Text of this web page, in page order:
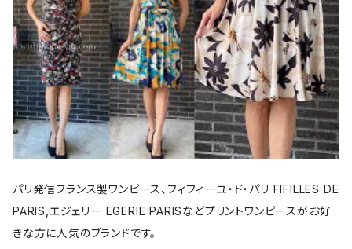
パリ発信フランス製ワンピース、フィフィーユ・ド・パリ FIFILLES DE
PARIS,エジェリー EGERIE PARISなどプリントワンピースがお好
きな方に人気のブランドです。